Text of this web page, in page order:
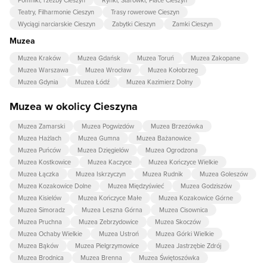
Teatry, Filharmonie Cieszyn
Trasy rowerowe Cieszyn
Wyciągi narciarskie Cieszyn
Zabytki Cieszyn Zamki Cieszyn
Muzea
Muzea Kraków Muzea Gdańsk Muzea Toruń
Muzea Zakopane
Muzea Warszawa
Muzea Wrocław
Muzea Kołobrzeg
Muzea Gdynia
Muzea Łódź Muzea Kazimierz Dolny
Muzea w okolicy Cieszyna
Muzea Zamarski Muzea Pogwizdów
Muzea Brzezówka
Muzea Hażlach
Muzea Gumna
Muzea Bażanowice
Muzea Puńców
Muzea Dzięgielów
Muzea Ogrodzona
Muzea Kostkowice
Muzea Kaczyce
Muzea Kończyce Wielkie
Muzea Łączka
Muzea Iskrzyczyn Muzea Rudnik
Muzea Goleszów
Muzea Kozakowice Dolne
Muzea Międzyświeć
Muzea Godziszów
Muzea Kisielów
Muzea Kończyce Małe
Muzea Kozakowice Górne
Muzea Simoradz
Muzea Leszna Górna
Muzea Cisownica
Muzea Pruchna
Muzea Zebrzydowice
Muzea Skoczów
Muzea Ochaby Wielkie
Muzea Ustroń
Muzea Górki Wielkie
Muzea Bąków
Muzea Pielgrzymowice
Muzea Jastrzębie Zdrój
Muzea Brodnica
Muzea Brenna
Muzea Świętoszówka